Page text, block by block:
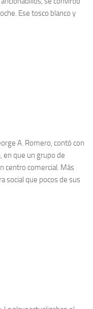
Ese tosco blanco y
A. Romero, contó con
en que un grupo de
centro comercial. Más
social que pocos de sus